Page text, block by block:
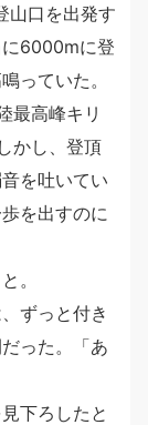
山口を出発す
に6000mに登
っていた。
最高峰キリ
かし、登頂
を吐いてい
を出すのに
。
ずっと付き
った。「あ
下ろしたと